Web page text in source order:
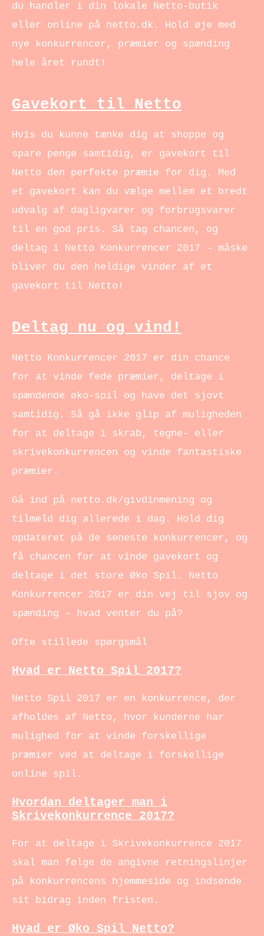
du handler i din lokale Netto-butik
eller online på netto.dk. Hold øje med
nye konkurrencer, præmier og spænding
hele året rundt!
Gavekort til Netto
Hvis du kunne tænke dig at shoppe og
spare penge samtidig, er gavekort til
Netto den perfekte præmie for dig. Med
et gavekort kan du vælge mellem et bredt
udvalg af dagligvarer og forbrugsvarer
til en god pris. Så tag chancen, og
deltag i Netto Konkurrencer 2017 – måske
bliver du den heldige vinder af et
gavekort til Netto!
Deltag nu og vind!
Netto Konkurrencer 2017 er din chance
for at vinde fede præmier, deltage i
spændende øko-spil og have det sjovt
samtidig. Så gå ikke glip af muligheden
for at deltage i skrab, tegne- eller
skrivekonkurrencen og vinde fantastiske
præmier.
Gå ind på netto.dk/givdinmening og
tilmeld dig allerede i dag. Hold dig
opdateret på de seneste konkurrencer, og
få chancen for at vinde gavekort og
deltage i det store Øko Spil. Netto
Konkurrencer 2017 er din vej til sjov og
spænding – hvad venter du på?
Ofte stillede spørgsmål
Hvad er Netto Spil 2017?
Netto Spil 2017 er en konkurrence, der
afholdes af Netto, hvor kunderne har
mulighed for at vinde forskellige
præmier ved at deltage i forskellige
online spil.
Hvordan deltager man i
Skrivekonkurrence 2017?
For at deltage i Skrivekonkurrence 2017
skal man følge de angivne retningslinjer
på konkurrencens hjemmeside og indsende
sit bidrag inden fristen.
Hvad er Øko Spil Netto?